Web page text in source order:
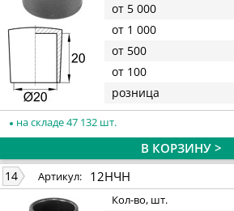
от 5 000
от 1 000
от 500
от 100
розница
на складе 47 132 шт.
В КОРЗИНУ >
14 Артикул: 12НЧН
Кол-во, шт.